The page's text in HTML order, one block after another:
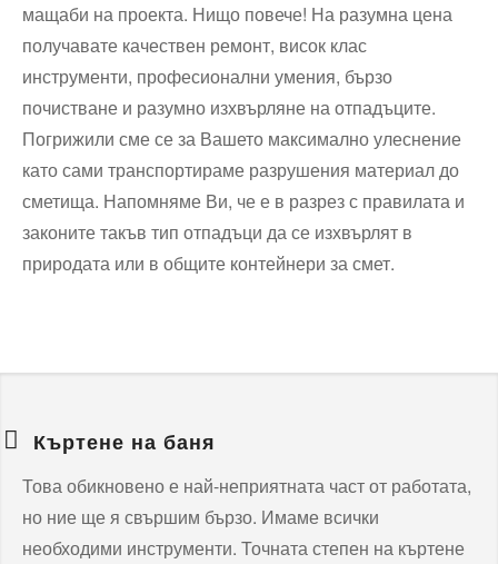
мащаби на проекта. Нищо повече! На разумна цена
получавате качествен ремонт, висок клас
инструменти, професионални умения, бързо
почистване и разумно изхвърляне на отпадъците.
Погрижили сме се за Вашето максимално улеснение
като сами транспортираме разрушения материал до
сметища. Напомняме Ви, че е в разрез с правилата и
законите такъв тип отпадъци да се изхвърлят в
природата или в общите контейнери за смет.
Къртене на баня
Това обикновено е най-неприятната част от работата,
но ние ще я свършим бързо. Имаме всички
необходими инструменти. Точната степен на къртене